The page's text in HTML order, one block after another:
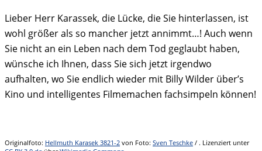
Lieber Herr Karassek, die Lücke, die Sie hinterlassen, ist
wohl größer als so mancher jetzt annimmt…! Auch wenn
Sie nicht an ein Leben nach dem Tod geglaubt haben,
wünsche ich Ihnen, dass Sie sich jetzt irgendwo
aufhalten, wo Sie endlich wieder mit Billy Wilder über’s
Kino und intelligentes Filmemachen fachsimpeln können!
Originalfoto: Hellmuth Karasek 3821-2 von Foto: Sven Teschke / . Lizenziert unter